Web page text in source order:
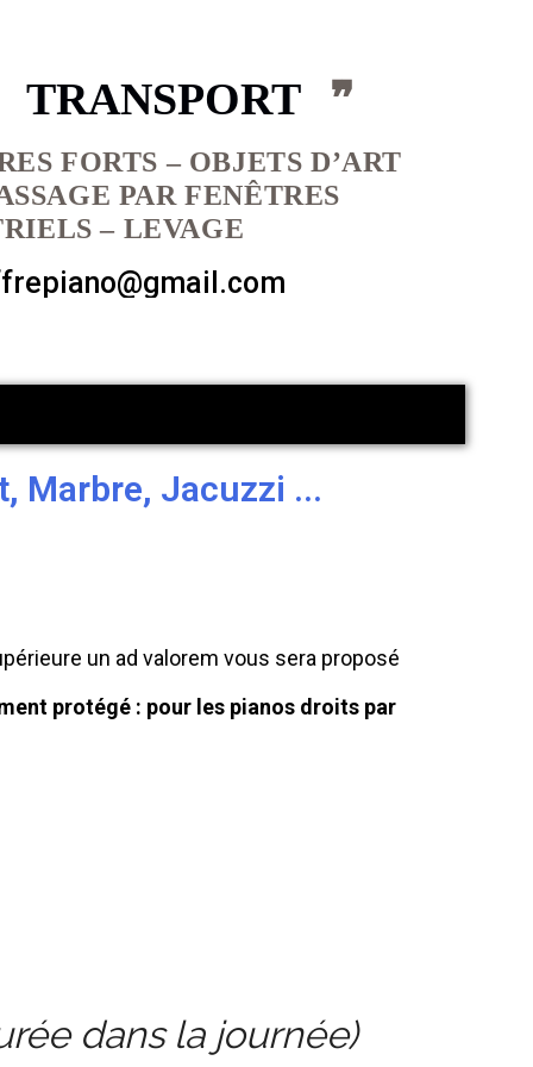
❞
FORTS – OBJETS D’ART
PAR FENÊTRES
– LEVAGE
Marbre, Jacuzzi ...
un ad valorem vous sera proposé
protégé : pour les pianos droits par
dans la journée)